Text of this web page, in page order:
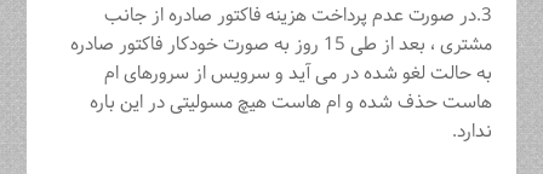
3.در صورت عدم پرداخت هزینه فاکتور صادره از جانب
مشتری ، بعد از طی 15 روز به صورت خودکار فاکتور صادره
به حالت لغو شده در می آید و سرویس از سرورهای ام
هاست حذف شده و ام هاست هیچ مسولیتی در این باره
ندارد.